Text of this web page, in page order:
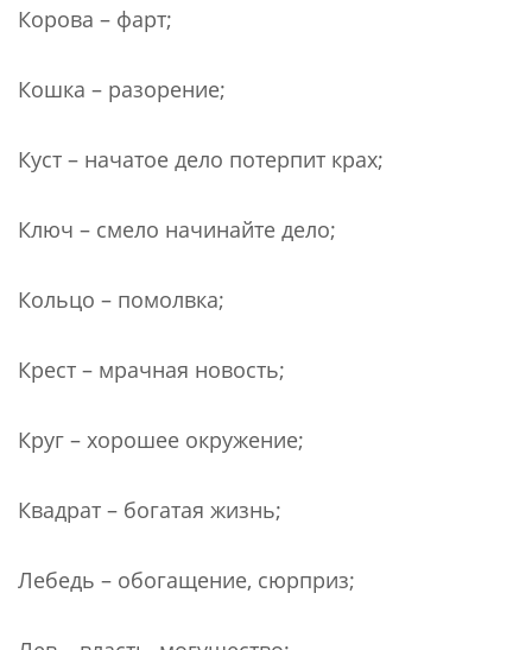
Корова – фарт;
Кошка – разорение;
Куст – начатое дело потерпит крах;
Ключ – смело начинайте дело;
Кольцо – помолвка;
Крест – мрачная новость;
Круг – хорошее окружение;
Квадрат – богатая жизнь;
Лебедь – обогащение, сюрприз;